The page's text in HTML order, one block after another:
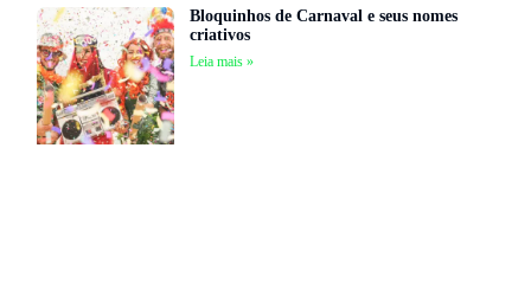
Bloquinhos de Carnaval e seus nomes
criativos
Leia mais »